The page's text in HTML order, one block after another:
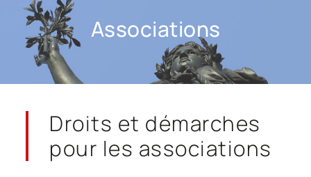
Associations
Droits et démarches
pour les associations